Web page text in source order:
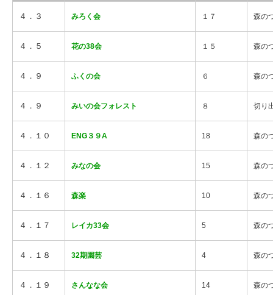
４．３ みろく会 １７ 森の
４．５ 花の38会 １５ 森の
４．９ ふくの会 ６ 森の
４．９ みいの会フォレスト ８ 切り
４．１０ ENG３９A 18 森の
４．１２ みなの会 15 森の
４．１６ 森楽 10 森の
４．１７ レイカ33会 5 森の
４．１８ 32期園芸 4 森の
４．１９ さんなな会 14 森の